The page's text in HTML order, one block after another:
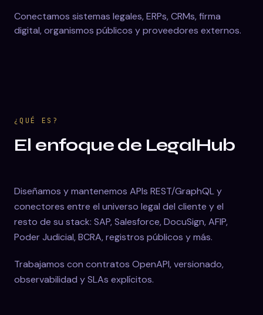
Conectamos sistemas legales, ERPs, CRMs, firma
digital, organismos públicos y proveedores externos.
¿QUÉ ES?
El enfoque de LegalHub
Diseñamos y mantenemos APIs REST/GraphQL y
conectores entre el universo legal del cliente y el
resto de su stack: SAP, Salesforce, DocuSign, AFIP,
Poder Judicial, BCRA, registros públicos y más.
Trabajamos con contratos OpenAPI, versionado,
observabilidad y SLAs explícitos.